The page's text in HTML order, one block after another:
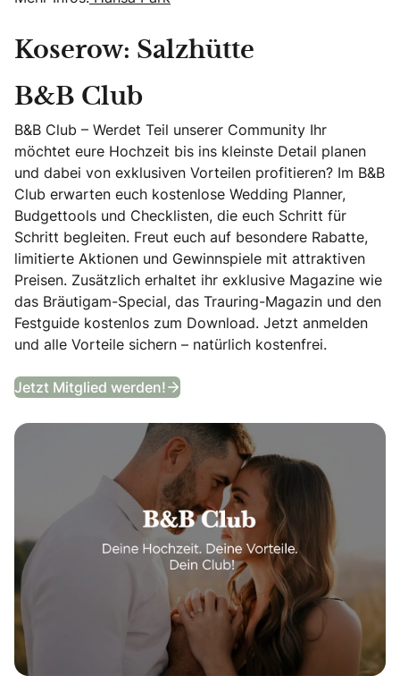
Koserow: Salzhütte
B&B Club
B&B Club – Werdet Teil unserer Community Ihr
möchtet eure Hochzeit bis ins kleinste Detail planen
und dabei von exklusiven Vorteilen profitieren? Im B&B
Club erwarten euch kostenlose Wedding Planner,
Budgettools und Checklisten, die euch Schritt für
Schritt begleiten. Freut euch auf besondere Rabatte,
limitierte Aktionen und Gewinnspiele mit attraktiven
Preisen. Zusätzlich erhaltet ihr exklusive Magazine wie
das Bräutigam-Special, das Trauring-Magazin und den
Festguide kostenlos zum Download. Jetzt anmelden
und alle Vorteile sichern – natürlich kostenfrei.
Jetzt Mitglied werden! B&B Club